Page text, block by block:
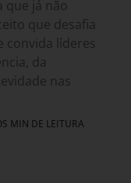
que já não
que desafia
convida líderes
da
nas
MIN DE LEITURA